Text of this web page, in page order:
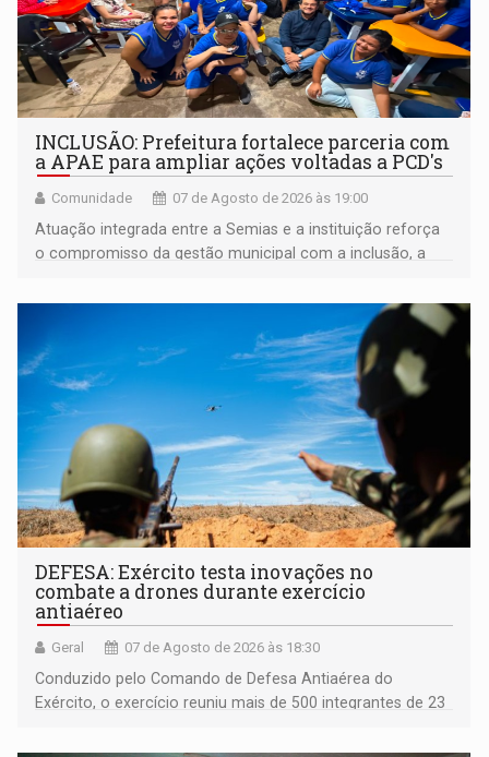
INCLUSÃO: Prefeitura fortalece parceria com
a APAE para ampliar ações voltadas a PCD's
Comunidade 07 de Agosto de 2026 às 19:00
Atuação integrada entre a Semias e a instituição reforça
o compromisso da gestão municipal com a inclusão, a
DEFESA: Exército testa inovações no
combate a drones durante exercício
antiaéreo
Geral 07 de Agosto de 2026 às 18:30
Conduzido pelo Comando de Defesa Antiaérea do
Exército, o exercício reuniu mais de 500 integrantes de 23